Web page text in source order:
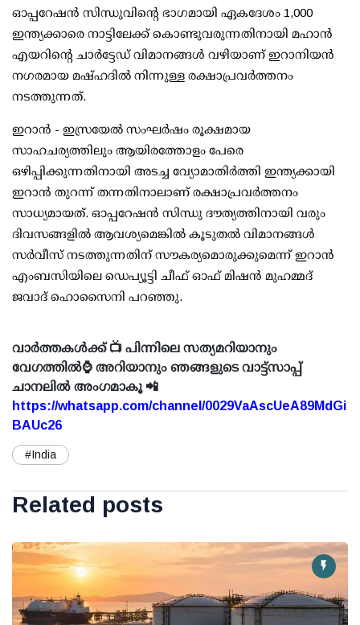
ഓപ്പറേഷന്‍ സിന്ധുവിന്റെ ഭാഗമായി ഏകദേശം 1,000
ഇന്ത്യക്കാരെ നാട്ടിലേക്ക് കൊണ്ടുവരുന്നതിനായി മഹാന്‍
എയറിന്റെ ചാര്‍ട്ടേഡ് വിമാനങ്ങള്‍ വഴിയാണ് ഇറാനിയന്‍
നഗരമായ മഷ്ഹദില്‍ നിന്നുള്ള രക്ഷാപ്രവര്‍ത്തനം
നടത്തുന്നത്.
ഇറാന്‍ - ഇസ്രയേല്‍ സംഘര്‍ഷം രൂക്ഷമായ
സാഹചര്യത്തിലും ആയിരത്തോളം പേരെ
ഒഴിപ്പിക്കുന്നതിനായി അടച്ച വ്യോമാതിര്‍ത്തി ഇന്ത്യക്കായി
ഇറാന്‍ തുറന്ന് തന്നതിനാലാണ് രക്ഷാപ്രവര്‍ത്തനം
സാധ്യമായത്. ഓപ്പറേഷന്‍ സിന്ധു ദൗത്യത്തിനായി വരും
ദിവസങ്ങളില്‍ ആവശ്യമെങ്കില്‍ കൂടുതല്‍ വിമാനങ്ങള്‍
സര്‍വീസ് നടത്തുന്നതിന് സൗകര്യമൊരുക്കുമെന്ന് ഇറാന്‍
എംബസിയിലെ ഡെപ്യൂട്ടി ചീഫ് ഓഫ് മിഷന്‍ മുഹമ്മദ്
ജവാദ് ഹൊസൈനി പറഞ്ഞു.
വാർത്തകൾക്ക് 📺 പിന്നിലെ സത്യമറിയാനും
വേഗത്തിൽ⌚ അറിയാനും ഞങ്ങളുടെ വാട്ട്സാപ്പ്
ചാനലിൽ അംഗമാകൂ 📲
https://whatsapp.com/channel/0029VaAscUeA89MdGi
BAUc26
#India
Related posts